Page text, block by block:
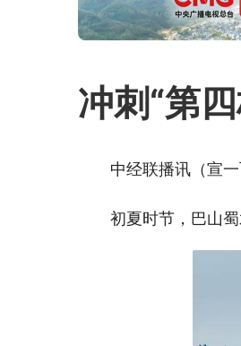
冲刺“第
中经联播讯（宣
初夏时节，巴山蜀